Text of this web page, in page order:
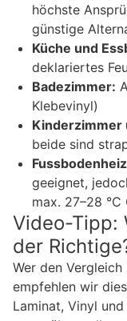
höchste
günstige
Küche und
deklariertes
Badezimmer:
Klebevinyl)
Kinderzimmer
beide sind
geeignet,
max. 27–28
Video-Tipp:
der
Wer den
empfehlen wir
Laminat, Vinyl